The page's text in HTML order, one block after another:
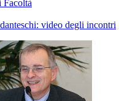
video degli incontri